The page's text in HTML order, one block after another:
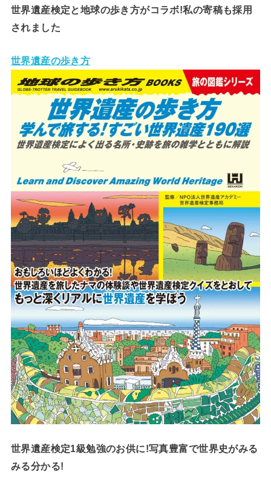
世界遺産検定と地球の歩き方がコラボ!私の寄稿も採用
されました
世界遺産の歩き方
世界遺産検定1級勉強のお供に!写真豊富で世界史がみる
みる分かる!